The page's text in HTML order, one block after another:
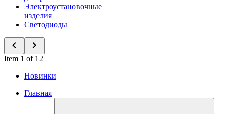
Электроустановочные
изделия
Светодиоды
Item 1 of 12
Новинки
Главная